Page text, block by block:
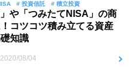
# 投資信託 # 積立投資
」や「つみたてNISA」の商
コツコツ積み立てる資産
知識
08/04